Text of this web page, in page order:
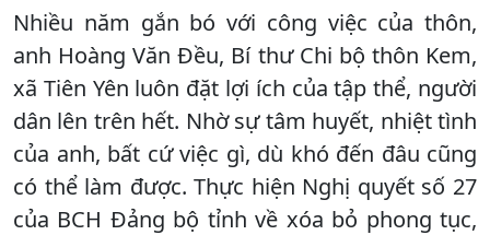
Nhiều năm gắn bó với công việc của thôn,
anh Hoàng Văn Đều, Bí thư Chi bộ thôn Kem,
xã Tiên Yên luôn đặt lợi ích của tập thể, người
dân lên trên hết. Nhờ sự tâm huyết, nhiệt tình
của anh, bất cứ việc gì, dù khó đến đâu cũng
có thể làm được. Thực hiện Nghị quyết số 27
của BCH Đảng bộ tỉnh về xóa bỏ phong tục,